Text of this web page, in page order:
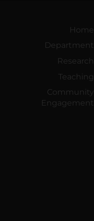
Home
Department
Research
Teaching
Community
Engagement